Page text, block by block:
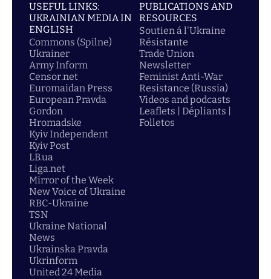
USEFUL LINKS:
UKRAINIAN MEDIA IN
ENGLISH
Commons (Spilne)
Ukrainer
Army Inform
Censor.net
Euromaidan Press
European Pravda
Gordon
Hromadske
Kyiv Independent
Kyiv Post
LB.ua
Liga.net
Mirror of the Week
New Voice of Ukraine
RBC-Ukraine
TSN
Ukraine National
News
Ukrainska Pravda
Ukrinform
United 24 Media
PUBLICATIONS AND
RESOURCES
Soutien á l'Ukraine
Résistante
Trade Union
Newsletter
Feminist Anti-War
Resistance (Russia)
Videos and podcasts
Leaflets | Dépliants |
Folletos